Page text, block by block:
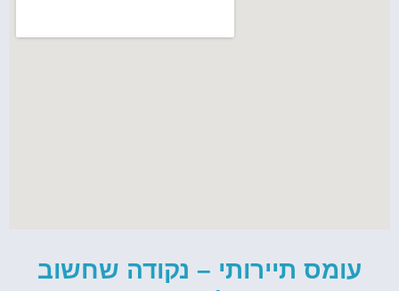
עומס תיירותי – נקודה שחשוב